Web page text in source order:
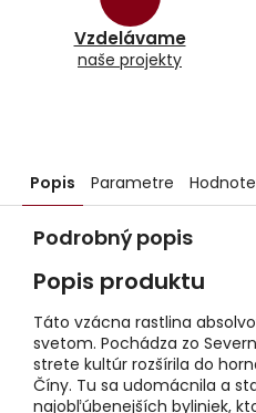
Vzdelávame
naše projekty
Popis Parametre
Podrobný popis
Popis produktu
Táto vzácna rastlina
svetom. Pochádza zo
strete kultúr rozšírila do
Číny. Tu sa udomácnila a
najobľúbenejších byliniek,